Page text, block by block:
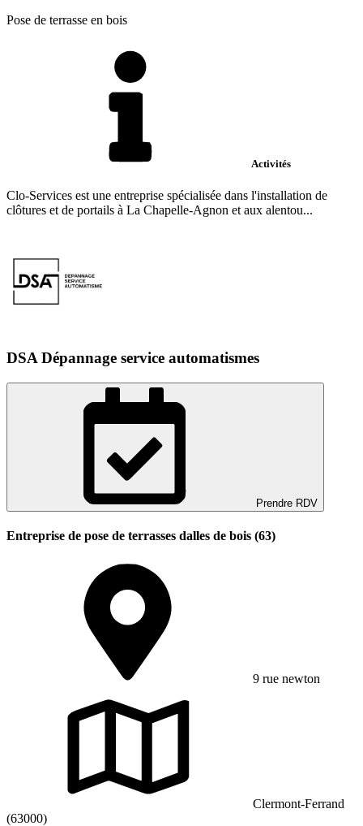
Pose de terrasse en bois
Activités
Clo-Services est une entreprise spécialisée dans l'installation de
clôtures et de portails à La Chapelle-Agnon et aux alentou...
DSA Dépannage service automatismes
Prendre RDV
Entreprise de pose de terrasses dalles de bois (63)
9 rue newton
Clermont-Ferrand
(63000)